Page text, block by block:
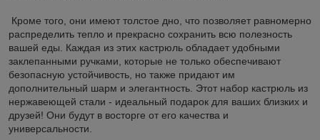
Кроме того, они имеют толстое дно, что позволяет равномерно
распределить тепло и прекрасно сохранить всю полезность
вашей еды. Каждая из этих кастрюль обладает удобными
заклепанными ручками, которые не только обеспечивают
безопасную устойчивость, но также придают им
дополнительный шарм и элегантность. Этот набор кастрюль из
нержавеющей стали - идеальный подарок для ваших близких и
друзей! Они будут в восторге от его качества и
универсальности.